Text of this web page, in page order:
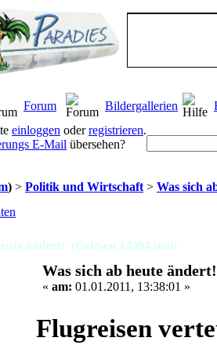
Forum Bildergallerien
einloggen oderregistrieren.
E-Mail übersehen?
) > Politik und Wirtschaft > Was sich
ändert! (Gelesen 14394 mal)
Was sich ab heute ändert!
« am: 01.01.2011, 13:38:01 »
Flugreisen